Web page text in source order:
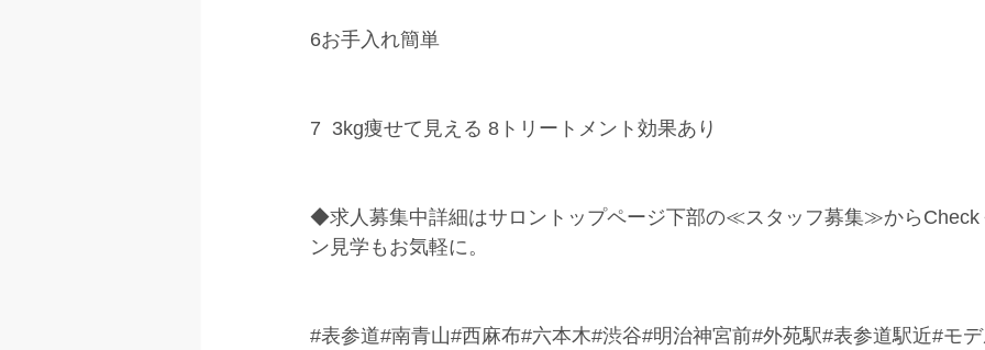
6お手入れ簡単
7  3kg痩せて見える 8トリートメント効果あり
◆求人募集中詳細はサロントップページ下部の≪スタッフ募集≫から
ン見学もお気軽に。
#表参道#南青山#西麻布#六本木#渋谷#明治神宮前#外苑駅#表参道駅近#モ